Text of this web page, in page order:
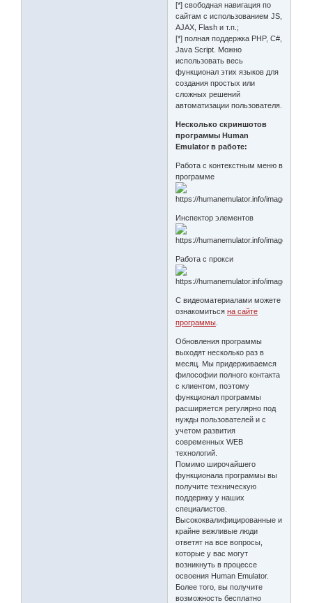
[*] свободная навигация по
сайтам с использованием JS,
AJAX, Flash и т.п.;
[*] полная поддержка PHP, C#,
Java Script. Можно
использовать весь
функционал этих языков для
создания простых или
сложных решений
автоматизации пользователя.
Несколько скриншотов
программы Human
Emulator в работе:
Работа с контекстным меню в
программе
Инспектор элементов
Работа с прокси
С видеоматериалами можете
ознакомитьсяна сайте
программы
Обновления программы
выходят несколько раз в
месяц. Мы придерживаемся
философии полного контакта
с клиентом, поэтому
функционал программы
расширяется регулярно под
нужды пользователей и с
учетом развития
современных WEB
технологий.
Помимо широчайшего
функционала программы вы
получите техническую
поддержку у наших
специалистов.
Высококвалифицированные и
крайне вежливые люди
ответят на все вопросы,
которые у вас могут
возникнуть в процессе
освоения Human Emulator.
Более того, вы получите
возможность бесплатно